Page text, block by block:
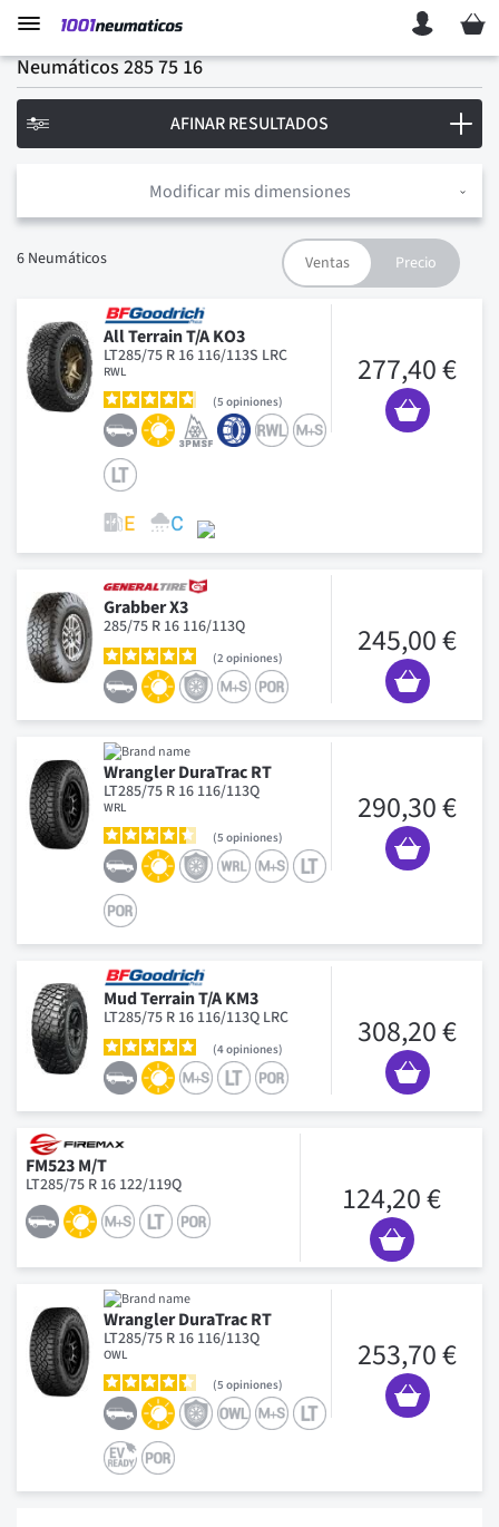
Mi
Neumáticos 285 75 16
Modificar mis dimensiones
6 Neumáticos
All Terrain T/A KO3
LT285/75 R 16 116/113S LRC
RWL
5 opiniones
277,40 €
Grabber X3
285/75 R 16 116/113Q
2 opiniones 245,00 €
Wrangler DuraTrac RT
LT285/75 R 16 116/113Q
WRL
5 opiniones
290,30 €
Mud Terrain T/A KM3
LT285/75 R 16 116/113Q LRC
4opiniones 308,20 €
FM523 M/T
LT285/75 R 16 122/119Q 124,20 €
Wrangler DuraTrac RT
LT285/75 R 16 116/113Q
OWL
5 opiniones
253,70 €
AFINAR RESULTADOS